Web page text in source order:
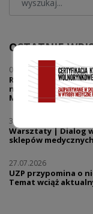
OSTATNIE
04.08.2026
Regulacje, finanse i
na dostęp
Marcinem Pieklakiem
30.07.2026
Warsztaty | Dialog
sklepów
27.07.2026
UZP przypomina o
Temat wciąż